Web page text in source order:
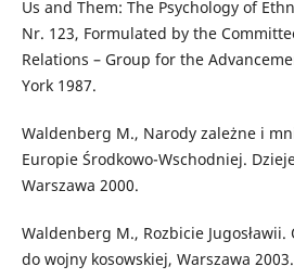
Us and Them: The Psychology of
Nr. 123, Formulated by the
Relations – Group for the
York 1987.
Waldenberg M., Narody zależne i
Europie Środkowo-Wschodniej.
Warszawa 2000.
Waldenberg M., Rozbicie Jugosławii.
do wojny kosowskiej, Warszawa 2003.